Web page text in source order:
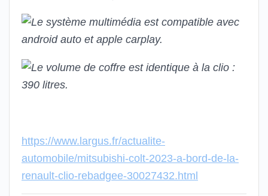
https://www.largus.fr/actualite-
automobile/mitsubishi-colt-2023-a-bord-de-la-
renault-clio-rebadgee-30027432.html